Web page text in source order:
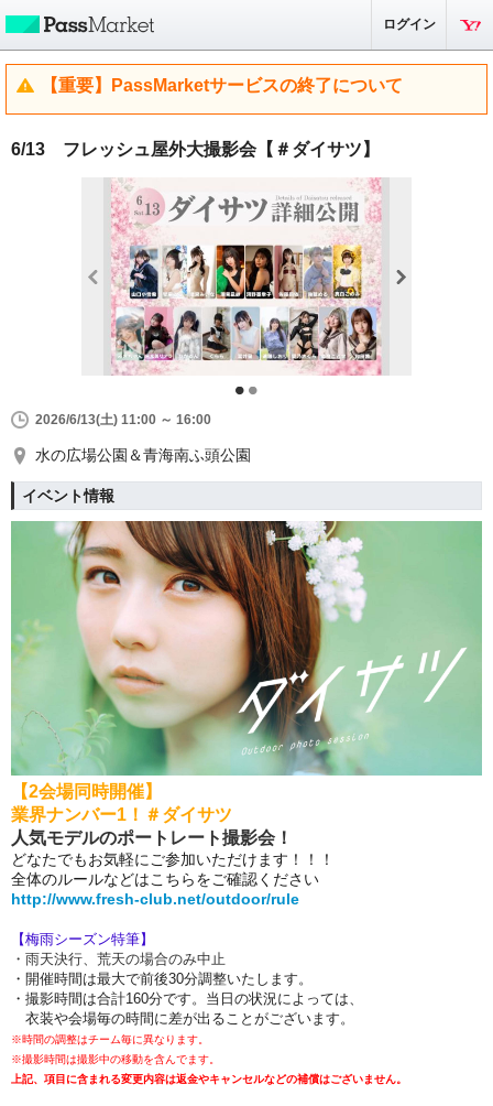
ログイン
【重要】PassMarketサービスの終了について
6/13 フレッシュ屋外大撮影会【＃ダイサツ】
2026/6/13(土) 11:00 ～ 16:00
水の広場公園＆青海南ふ頭公園
イベント情報
【2会場同時開催】
業界ナンバー1！＃ダイサツ
人気モデルのポートレート撮影会！
どなたでもお気軽にご参加いただけます！！！
全体のルールなどはこちらをご確認ください
http://www.fresh-club.net/outdoor/rule
【梅雨シーズン特筆】
・雨天決行、荒天の場合のみ中止
・開催時間は最大で前後30分調整いたします。
・撮影時間は合計160分です。当日の状況によっては、
衣装や会場毎の時間に差が出ることがございます。
※時間の調整はチーム毎に異なります。
※撮影時間は撮影中の移動を含んでます。
上記、項目に含まれる変更内容は返金やキャンセルなどの補償はございません。